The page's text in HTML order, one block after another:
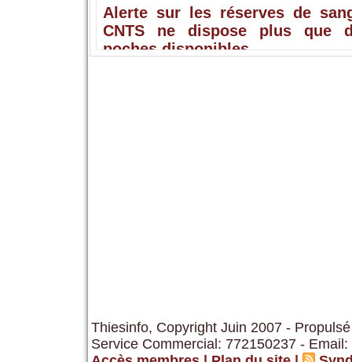
Alerte sur les réserves de
CNTS ne dispose plus que
poches disponibles
Thiesinfo, Copyright Juin 2007 -
Service Commercial: 772150237 -